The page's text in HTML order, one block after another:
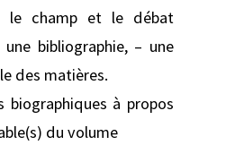
le champ et le débat
bibliographie, – une
des matières.
biographiques à propos
du volume